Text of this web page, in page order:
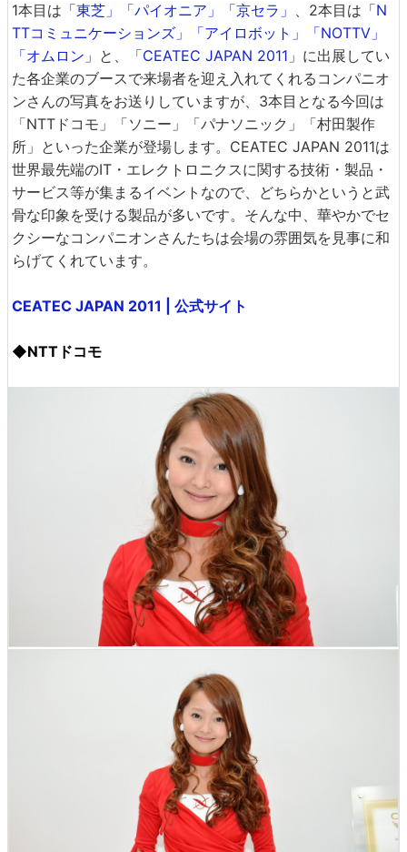
1本目は 「東芝」「パイオニア」「京セラ」 、2本目は 「N
TTコミュニケーションズ」「アイロボット」「NOTTV」
「オムロン」 と、「CEATEC JAPAN 2011 」に出展してい
た各企業のブースで来場者を迎え入れてくれるコンパニオ
ンさんの写真をお送りしていますが、3本目となる今回は
「NTTドコモ」「ソニー」「パナソニック」「村田製作
所」といった企業が登場します。CEATEC JAPAN 2011は
世界最先端のIT・エレクトロニクスに関する技術・製品・
サービス等が集まるイベントなので、どちらかというと武
骨な印象を受ける製品が多いです。そんな中、華やかでセ
クシーなコンパニオンさんたちは会場の雰囲気を見事に和
らげてくれています。
CEATEC JAPAN 2011 | 公式サイト
◆NTTドコモ